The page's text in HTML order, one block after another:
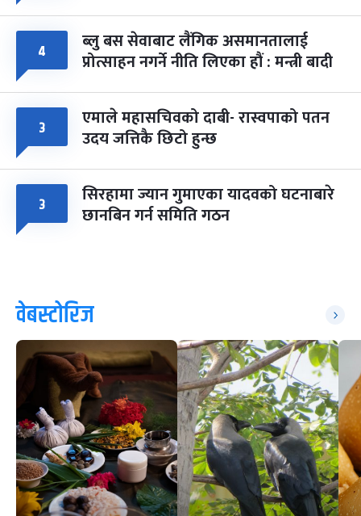
४ ब्लु बस सेवाबाट लैंगिक असमानतालाई
प्रोत्साहन नगर्ने नीति लिएका हौं : मन्त्री बादी
३ एमाले महासचिवको दाबी- रास्वपाको पतन
उदय जत्तिकै छिटो हुन्छ
३ सिरहामा ज्यान गुमाएका यादवको घटनाबारे
छानबिन गर्न समिति गठन
वेबस्टोरिज